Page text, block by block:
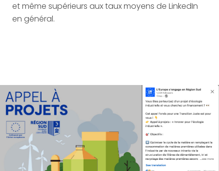
et même supérieurs aux taux moyens de LinkedIn
en général.